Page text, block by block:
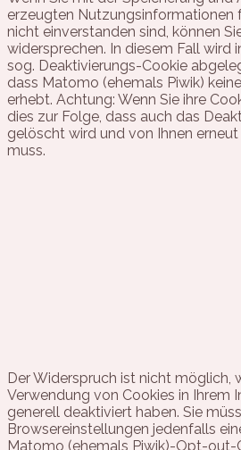
erzeugten Nutzungsinformationen
nicht einverstanden sind, können
widersprechen. In diesem Fall wird
sog. Deaktivierungs-Cookie
dass Matomo (ehemals Piwik)
erhebt. Achtung: Wenn Sie ihre
dies zur Folge, dass auch das
gelöscht wird und von Ihnen
muss.
Der Widerspruch ist nicht möglich,
Verwendung von Cookies in Ihrem
generell deaktiviert haben. Sie
Browsereinstellungen jedenfalls
Matomo (ehemals Piwik)-Opt-out-